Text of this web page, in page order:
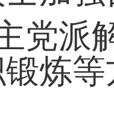
各
设
加